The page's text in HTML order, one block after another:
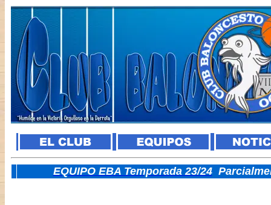
EQUIPO EBA Temporada 23/24